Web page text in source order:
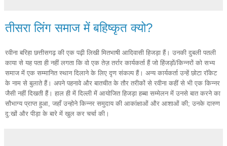
तीसरा लिंग समाज में बहिष्कृत क्यो?
रवीना बरिहा छत्तीसगढ़ की एक पढ़ी लिखी मितभाषी आदिवासी हिजड़ा हैं। उनकी दुबली पतली
काया से यह पता ही नहीं लगता कि वो एक तेज़ तर्रार कार्यकर्ता हैं जो हिंजड़ों/किन्नरों को सभ्य
समाज में एक सम्मानित स्थान दिलाने के लिए दृण संकल्प हैं। अन्य कार्यकर्ता उन्हें छोटा रॉकेट
के नाम से बुलाते हैं। अपने पहनावे और बातचीत के तौर तरीकों से रवीना कहीं से भी एक किन्नर
जैसी नहीं दिखती हैं। हाल ही में दिल्ली में आयोजित हिजड़ा हब्बा सम्मेलन में उनसे बात करने का
सौभाग्य प्राप्त हुआ, जहाँ उन्होने किन्नर समुदाय की आकांक्षाओं और आशाओं की; उनके दारुण
दु:खों और पीड़ा के बारे में खुल कर चर्चा की।